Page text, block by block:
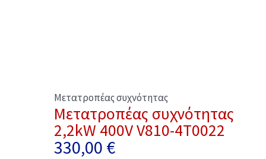
Μετατροπέας συχνότητας
Μετατροπέας συχνότητας
2,2kW 400V V810-4T0022
330,00 €